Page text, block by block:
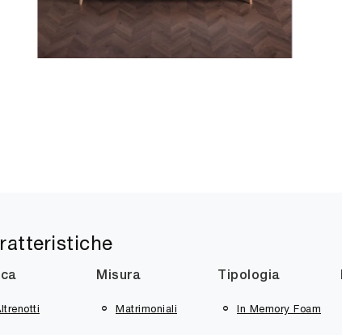
Misura
Matrimoniali
Tipologia
In Memory Foam